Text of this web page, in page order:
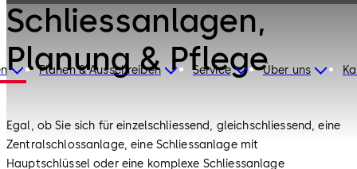
Planen & Ausschreiben Service Über uns
Schliessanlagen,
Planung & Pflege
Egal, ob Sie sich für einzelschliessend, gleichschliessend, eine
Zentralschlossanlage, eine Schliessanlage mit
Hauptschlüssel oder eine komplexe Schliessanlage